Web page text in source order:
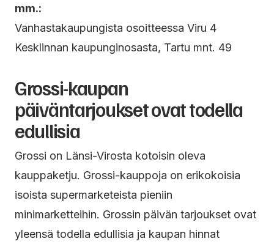
mm.:
Vanhastakaupungista osoitteessa Viru 4
Kesklinnan kaupunginosasta, Tartu mnt. 49
Grossi-kaupan
päiväntarjoukset ovat todella
edullisia
Grossi on Länsi-Virosta kotoisin oleva
kauppaketju. Grossi-kauppoja on erikokoisia
isoista supermarketeista pieniin
minimarketteihin. Grossin päivän tarjoukset ovat
yleensä todella edullisia ja kaupan hinnat